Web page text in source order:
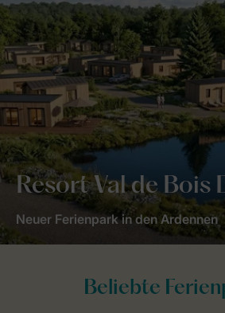
Resort Val de Bois
Neuer Ferienpark in den Ardennen